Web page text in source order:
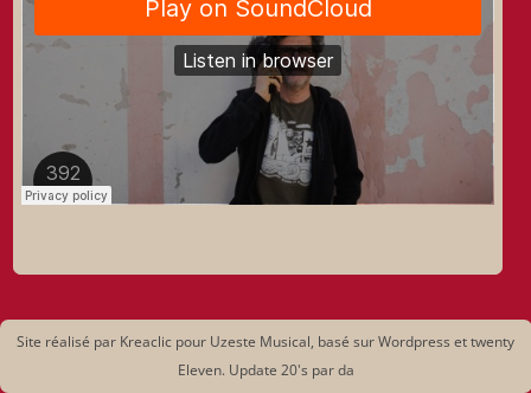
Site réalisé par Kreaclic pour Uzeste Musical, basé sur Wordpress et twenty
Eleven. Update 20's par da